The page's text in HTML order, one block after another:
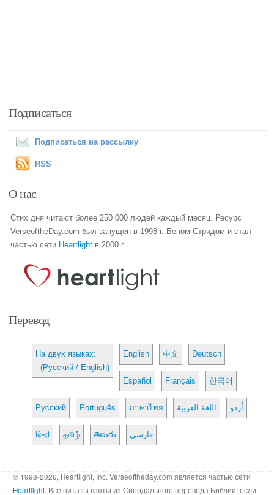
Подписаться
Подписаться на рассылку
RSS
О нас
Стих дня читают более 250 000 людей каждый месяц. Ресурс
VerseoftheDay.com был запущен в 1998 г. Беном Стридом и стал
частью сети Heartlight в 2000 г.
Перевод
На двух языках:
(Русский / English)
English 中文 Deutsch
Español Français 한국어
Русский Português ภาษาไทย اللغة العربية اُردو
हिन्दी தமிழ் తెలుగు فارسی
© 1998-2026, Heartlight, Inc. Verseoftheday.com является частью сети
Heartlight. Все цитаты взяты из Синодального перевода Библии, если